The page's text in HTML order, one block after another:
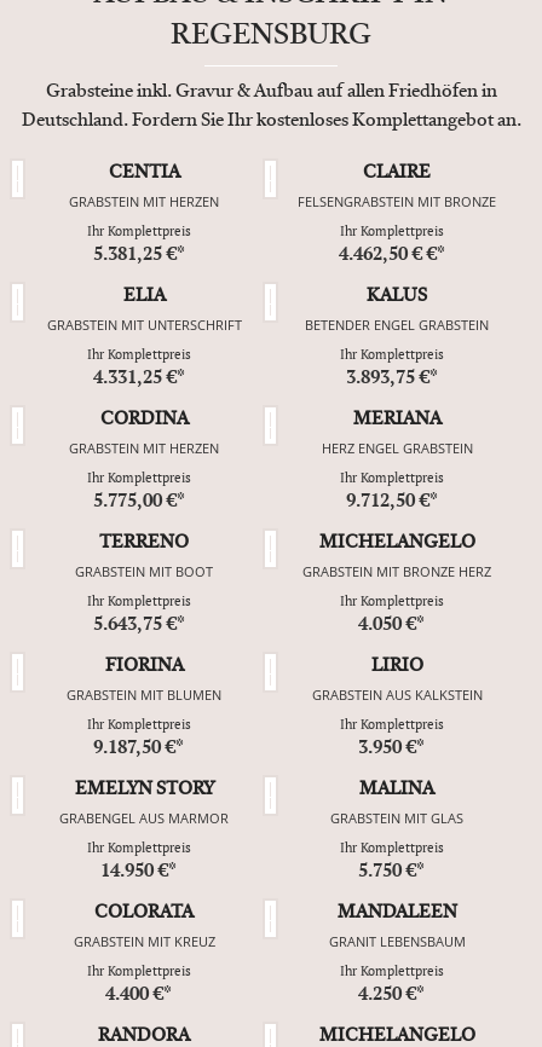
REGENSBURG
Grabsteine inkl. Gravur & Aufbau auf allen Friedhöfen in
Deutschland. Fordern Sie Ihr kostenloses Komplettangebot an.
CENTIA
GRABSTEIN MIT HERZEN
Ihr Komplettpreis
5.381,25 €*
CLAIRE
FELSENGRABSTEIN MIT BRONZE
Ihr Komplettpreis
4.462,50 € €*
ELIA
GRABSTEIN MIT UNTERSCHRIFT
Ihr Komplettpreis
4.331,25 €*
KALUS
BETENDER ENGEL GRABSTEIN
Ihr Komplettpreis
3.893,75 €*
CORDINA
GRABSTEIN MIT HERZEN
Ihr Komplettpreis
5.775,00 €*
MERIANA
HERZ ENGEL GRABSTEIN
Ihr Komplettpreis
9.712,50 €*
TERRENO
GRABSTEIN MIT BOOT
Ihr Komplettpreis
5.643,75 €*
MICHELANGELO
GRABSTEIN MIT BRONZE HERZ
Ihr Komplettpreis
4.050 €*
FIORINA
GRABSTEIN MIT BLUMEN
Ihr Komplettpreis
9.187,50 €*
LIRIO
GRABSTEIN AUS KALKSTEIN
Ihr Komplettpreis
3.950 €*
EMELYN STORY
GRABENGEL AUS MARMOR
Ihr Komplettpreis
14.950 €*
MALINA
GRABSTEIN MIT GLAS
Ihr Komplettpreis
5.750 €*
COLORATA
GRABSTEIN MIT KREUZ
Ihr Komplettpreis
4.400 €*
MANDALEEN
GRANIT LEBENSBAUM
Ihr Komplettpreis
4.250 €*
RANDORA
MICHELANGELO